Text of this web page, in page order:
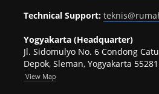
Technical Support:
Yogyakarta (Headquarter)
Jl. Sidomulyo No. 6 Condong
Depok, Sleman, Yogyakarta 55281
View Map